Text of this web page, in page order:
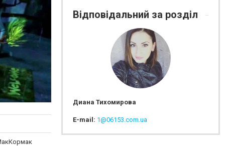
Відповідальний за розділ
Диана Тихомирова
E-mail: 1@06153.com.ua